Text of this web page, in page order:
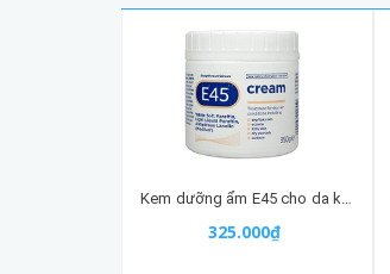
325.000₫